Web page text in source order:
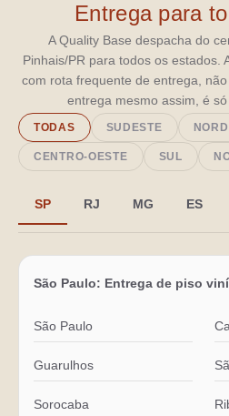
Entrega para
A Quality Base despacha do
Pinhais/PR para todos os estados.
com rota frequente de entrega,
entrega mesmo assim, é
TODAS SUDESTE
CENTRO-OESTE SUL
SP RJ MG ES
São Paulo: Entrega de piso
São Paulo
Guarulhos
Sorocaba